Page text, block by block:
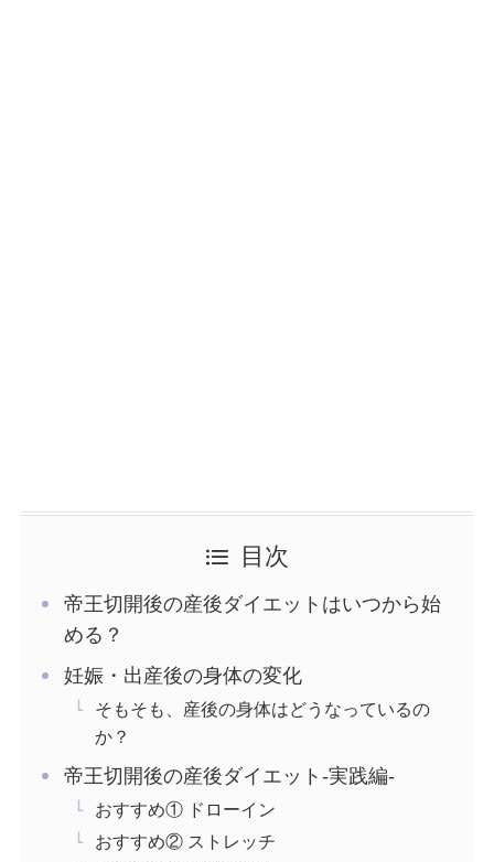
目次
帝王切開後の産後ダイエットはいつから始
める？
妊娠・出産後の身体の変化
そもそも、産後の身体はどうなっているの
か？
帝王切開後の産後ダイエット‐実践編‐
おすすめ① ドローイン
おすすめ② ストレッチ